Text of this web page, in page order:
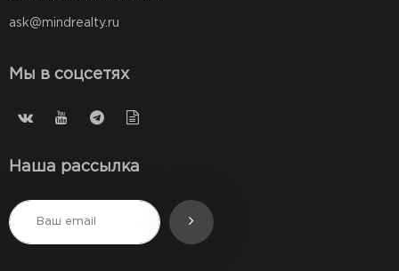
ask@mindrealty.ru
Мы в соцсетях
Наша рассылка